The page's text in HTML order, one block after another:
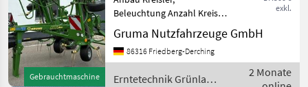
Gebrauchtmaschine
exkl.
Beleuchtung Anzahl Kreisel:
8, Gezogen, integrierte
Grenzstreueinrichtung,
Hydraulische Klappung,
Gelenkwelle ________
Gruma Nutzfahrzeuge GmbH
86316 Friedberg-Derching
Erntetechnik Grünland
2 Monate